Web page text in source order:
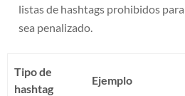
listas de hashtags prohibidos
sea penalizado.
Tipo de
hashtag
Ejemplo